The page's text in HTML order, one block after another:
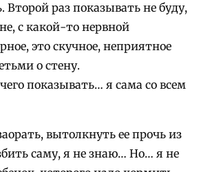
Второй раз показывать не буду,
с какой-то нервной
это скучное, неприятное
о стену.
показывать… я сама со всем
вытолкнуть ее прочь из
саму, я не знаю… Но… я не